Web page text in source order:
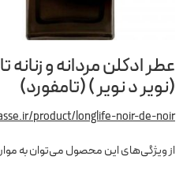
عطر ادکلن مردانه و زنانه
(نویر د نویر ) (تامفورد)
product/longlife-noir-de-noir/
از ویژگی‌های این محصول می‌توان به